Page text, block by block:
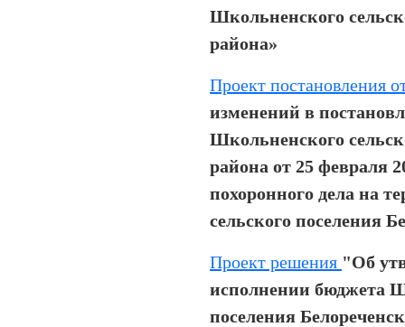
Школьненского
района»
Проект постановления
изменений в
Школьненского
района от 25 февраля
похоронного дела на
сельского поселения
Проект решения "Об
исполнении бюджета
поселения